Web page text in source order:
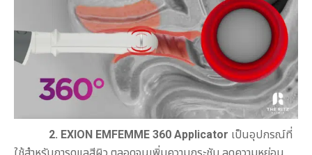
2. EXION EMFEMME 360 Applicator เป็นอุปกรณ์ที่